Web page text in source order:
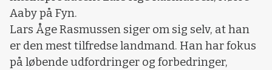
Aaby på Fyn.
Lars Åge Rasmussen siger om sig selv, at han
er den mest tilfredse landmand. Han har fokus
på løbende udfordringer og forbedringer,